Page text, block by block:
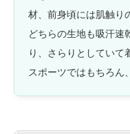
材、前身頃には肌触り
どちらの生地も吸汗速
り、さらりとしていて
スポーツではもちろん